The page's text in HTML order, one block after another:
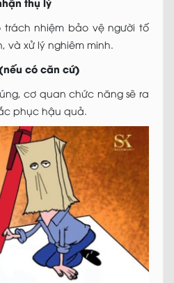
nhiệm bảo vệ người tố
và xử lý nghiêm minh.
có căn cứ)
cơ quan chức năng sẽ ra
phục hậu quả.